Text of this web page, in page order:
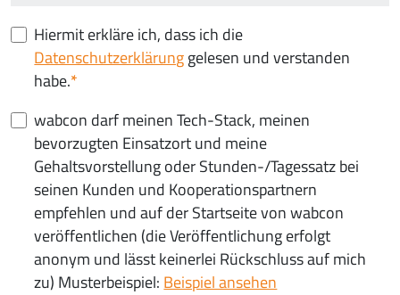
Hiermit erkläre ich, dass ich die
Datenschutzerklärunggelesen und verstanden
habe.
wabcon darf meinen Tech-Stack, meinen
bevorzugten Einsatzort und meine
Gehaltsvorstellung oder Stunden-/Tagessatz bei
seinen Kunden und Kooperationspartnern
empfehlen und auf der Startseite von wabcon
veröffentlichen (die Veröffentlichung erfolgt
anonym und lässt keinerlei Rückschluss auf mich
zu) Musterbeispiel: Beispiel ansehen